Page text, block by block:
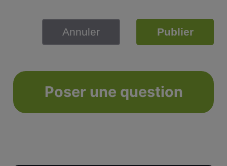
Annuler Publier
Poser une question